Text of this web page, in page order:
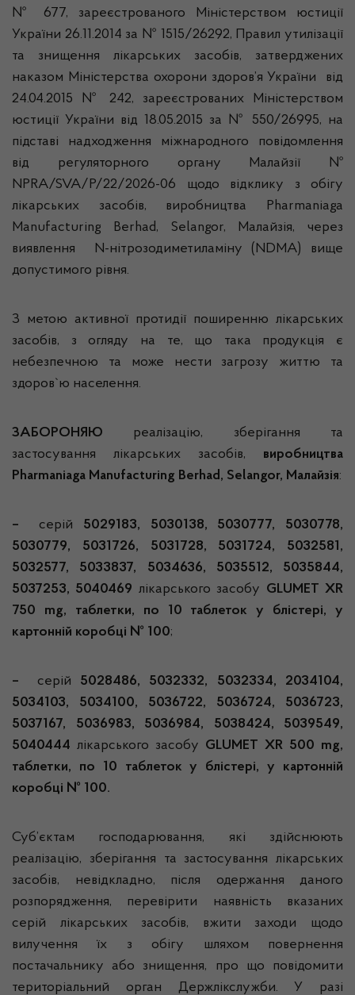
№ 677, зареєстрованого Міністерством юстиції
України 26.11.2014 за № 1515/26292, Правил утилізації
та знищення лікарських засобів, затверджених
наказом Міністерства охорони здоров’я України від
24.04.2015 № 242, зареєстрованих Міністерством
юстиції України від 18.05.2015 за № 550/26995, на
підставі надходження міжнародного повідомлення
від регуляторного органу Малайзії №
NPRA/SVA/P/22/2026-06 щодо відклику з обігу
лікарських засобів, виробництва Pharmaniaga
Manufacturing Berhad, Selangor, Малайзія, через
виявлення N-нітрозодиметиламіну (NDMA) вище
допустимого рівня.
З метою активної протидії поширенню лікарських
засобів, з огляду на те, що така продукція є
небезпечною та може нести загрозу життю та
здоров`ю населення.
ЗАБОРОНЯЮ реалізацію, зберігання та
застосування лікарських засобів, виробництва
Pharmaniaga Manufacturing Berhad, Selangor, Малайзія:
– серій 5029183, 5030138, 5030777, 5030778,
5030779, 5031726, 5031728, 5031724, 5032581,
5032577, 5033837, 5034636, 5035512, 5035844,
5037253, 5040469 лікарського засобу GLUMET XR
750 mg, таблетки, по 10 таблеток у блістері, у
картонній коробці № 100;
– серій 5028486, 5032332, 5032334, 2034104,
5034103, 5034100, 5036722, 5036724, 5036723,
5037167, 5036983, 5036984, 5038424, 5039549,
5040444 лікарського засобу GLUMET XR 500 mg,
таблетки, по 10 таблеток у блістері, у картонній
коробці № 100.
Суб’єктам господарювання, які здійснюють
реалізацію, зберігання та застосування лікарських
засобів, невідкладно, після одержання даного
розпорядження, перевірити наявність вказаних
серій лікарських засобів, вжити заходи щодо
вилучення їх з обігу шляхом повернення
постачальнику або знищення, про що повідомити
територіальний орган Держлікслужби. У разі